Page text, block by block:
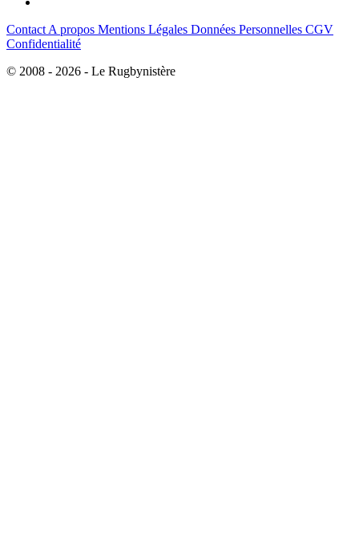
Contact A propos Mentions Légales Données Personnelles CGV
Confidentialité
© 2008 - 2026 - Le Rugbynistère